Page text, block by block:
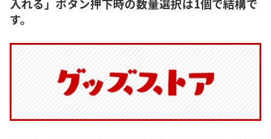
入れる」ボタン押下時の数量選択は1個で結構で
す。